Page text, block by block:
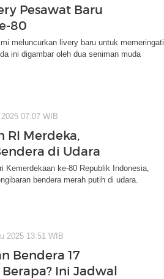
Pesawat Baru
80
meluncurkan livery baru untuk memeringati
ini digambar oleh dua seniman muda
07:07 WIB
RI Merdeka,
di Udara
Kemerdekaan ke-80 Republik Indonesia,
bendera merah putih di udara.
2025 13:51 WIB
Bendera 17
Ini Jadwal